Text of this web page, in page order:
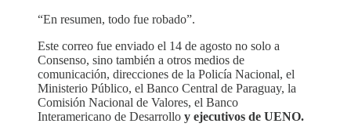
“En resumen, todo fue robado”.
Este correo fue enviado el 14 de agosto no solo a
Consenso, sino también a otros medios de
comunicación, direcciones de la Policía Nacional, el
Ministerio Público, el Banco Central de Paraguay, la
Comisión Nacional de Valores, el Banco
Interamericano de Desarrollo y ejecutivos de UENO.